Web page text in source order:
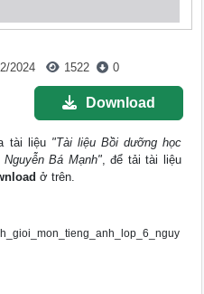
2024 1522 0
Download
tài liệu "Tài liệu Bồi dưỡng học
Bá Mạnh", để tải tài liệu
ở trên.